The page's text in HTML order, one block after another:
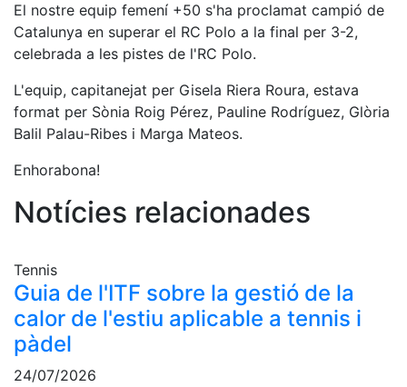
Junta
directiva
Comissions
Estructura
executiva
Instal·lacions
Freqüents
(FAQs)
Treballa amb
nosaltres
Àrea esportiva
El nostre equip femení +50 s'ha proclamat campió de
Catalunya en superar el RC Polo a la final per 3-2,
celebrada a les pistes de l'RC Polo.
L'equip, capitanejat per Gisela Riera Roura, estava
format per Sònia Roig Pérez, Pauline Rodríguez, Glòria
Balil Palau-Ribes i Marga Mateos.
Enhorabona!
Notícies relacionades
Tennis
Guia de l'ITF sobre la gestió de la
calor de l'estiu aplicable a tennis i
pàdel
24/07/2026